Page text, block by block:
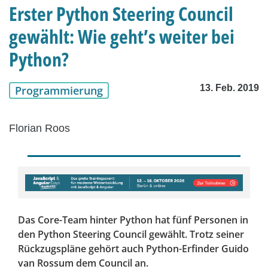
Erster Python Steering Council
gewählt: Wie geht’s weiter bei
Python?
Programmierung 13. Feb. 2019
Florian Roos
Das Core-Team hinter Python hat fünf Personen in
den Python Steering Council gewählt. Trotz seiner
Rückzugspläne gehört auch Python-Erfinder Guido
van Rossum dem Council an.